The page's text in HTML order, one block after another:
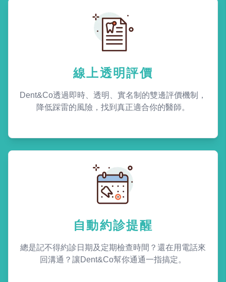
線上透明評價
Dent&Co透過即時、透明、實名制的雙邊評價機制，
降低踩雷的風險，找到真正適合你的醫師。
自動約診提醒
總是記不得約診日期及定期檢查時間？還在用電話來
回溝通？讓Dent&Co幫你通通一指搞定。